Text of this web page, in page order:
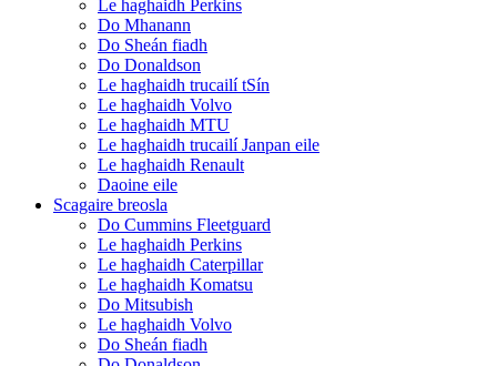
Le haghaidh Perkins
Do Mhanann
Do Sheán fiadh
Do Donaldson
Le haghaidh trucailí tSín
Le haghaidh Volvo
Le haghaidh MTU
Le haghaidh trucailí Janpan eile
Le haghaidh Renault
Daoine eile
Scagaire breosla
Do Cummins Fleetguard
Le haghaidh Perkins
Le haghaidh Caterpillar
Le haghaidh Komatsu
Do Mitsubish
Le haghaidh Volvo
Do Sheán fiadh